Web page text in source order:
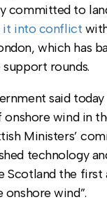
committed to
it into conflict
which has
rounds.
said
wind in
Ministers’
technology
Scotland the first
wind”.